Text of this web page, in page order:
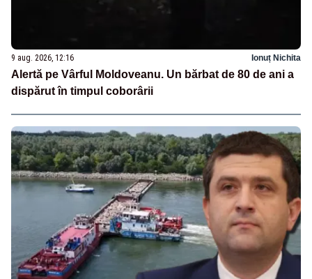
9 aug. 2026, 12:16 Ionuț Nichita
Alertă pe Vârful Moldoveanu. Un bărbat de 80 de ani a
dispărut în timpul coborârii